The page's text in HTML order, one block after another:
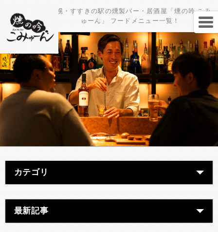
札幌・すすきの駅の燻製バー・居酒屋「燻の吟 こみ
ゅーん」 フードメニュー一覧！
カテゴリ
最新記事